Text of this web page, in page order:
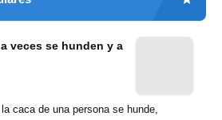
veces se hunden y a
caca de una persona se hunde,